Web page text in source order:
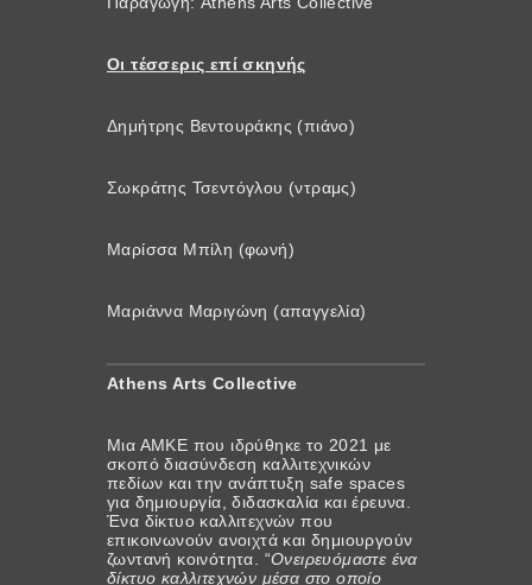
Οι τέσσερις επί σκηνής
Δημήτρης Βεντουράκης (πιάνο)
Σωκράτης Τσεντόγλου (ντραμς)
Μαρίσσα Μπίλη (φωνή)
Μαριάννα Μαριγώνη (απαγγελία)
Athens Arts Collective
Μια ΑΜΚΕ που ιδρύθηκε το 2021 με
σκοπό διασύνδεση καλλιτεχνικών
πεδίων και την ανάπτυξη safe spaces
για δημιουργία, διδασκαλία και έρευνα.
Ένα δίκτυο καλλιτεχνών που
επικοινωνούν ανοιχτά και δημιουργούν
ζωντανή κοινότητα. “Ονειρευόμαστε ένα
δίκτυο καλλιτεχνών μέσα στο οποίο